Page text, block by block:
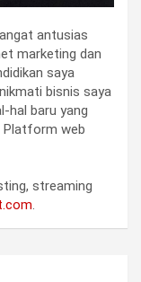
antusias
marketing dan
saya
bisnis saya
hal baru yang
Platform web
streaming
.